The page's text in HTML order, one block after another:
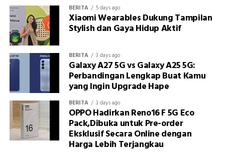
BERITA 5 days ago
Xiaomi Wearables Dukung Tampilan
Stylish dan Gaya Hidup Aktif
BERITA 3 days ago
Galaxy A27 5G vs Galaxy A25 5G:
Perbandingan Lengkap Buat Kamu
yang Ingin Upgrade Hape
BERITA 3 days ago
OPPO Hadirkan Reno16 F 5G Eco
Pack,Dibuka untuk Pre-order
Eksklusif Secara Online dengan
Harga Lebih Terjangkau